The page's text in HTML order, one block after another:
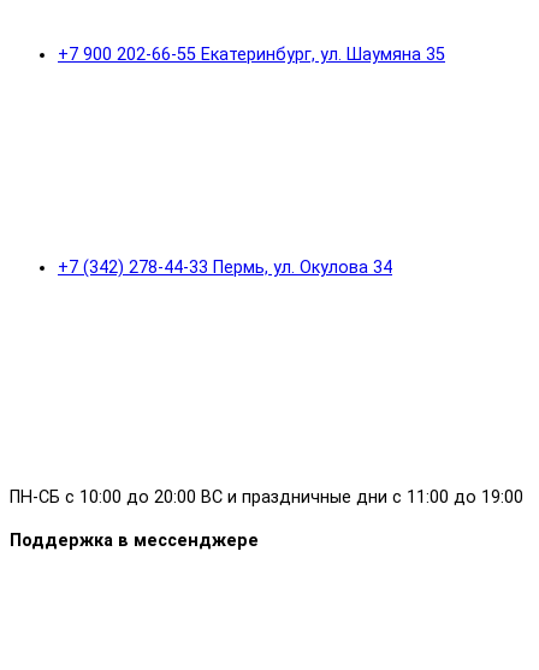
+7 900 202-66-55 Екатеринбург, ул. Шаумяна 35
+7 (342) 278-44-33 Пермь, ул. Окулова 34
ПН-СБ с 10:00 до 20:00 ВС и праздничные дни с 11:00 до 19:00
Поддержка в мессенджере